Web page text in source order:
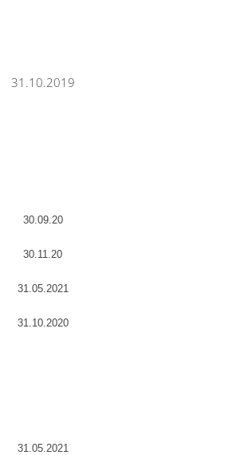
31.10.2019
30.09.20
30.11.20
31.05.2021
31.10.2020
31.05.2021